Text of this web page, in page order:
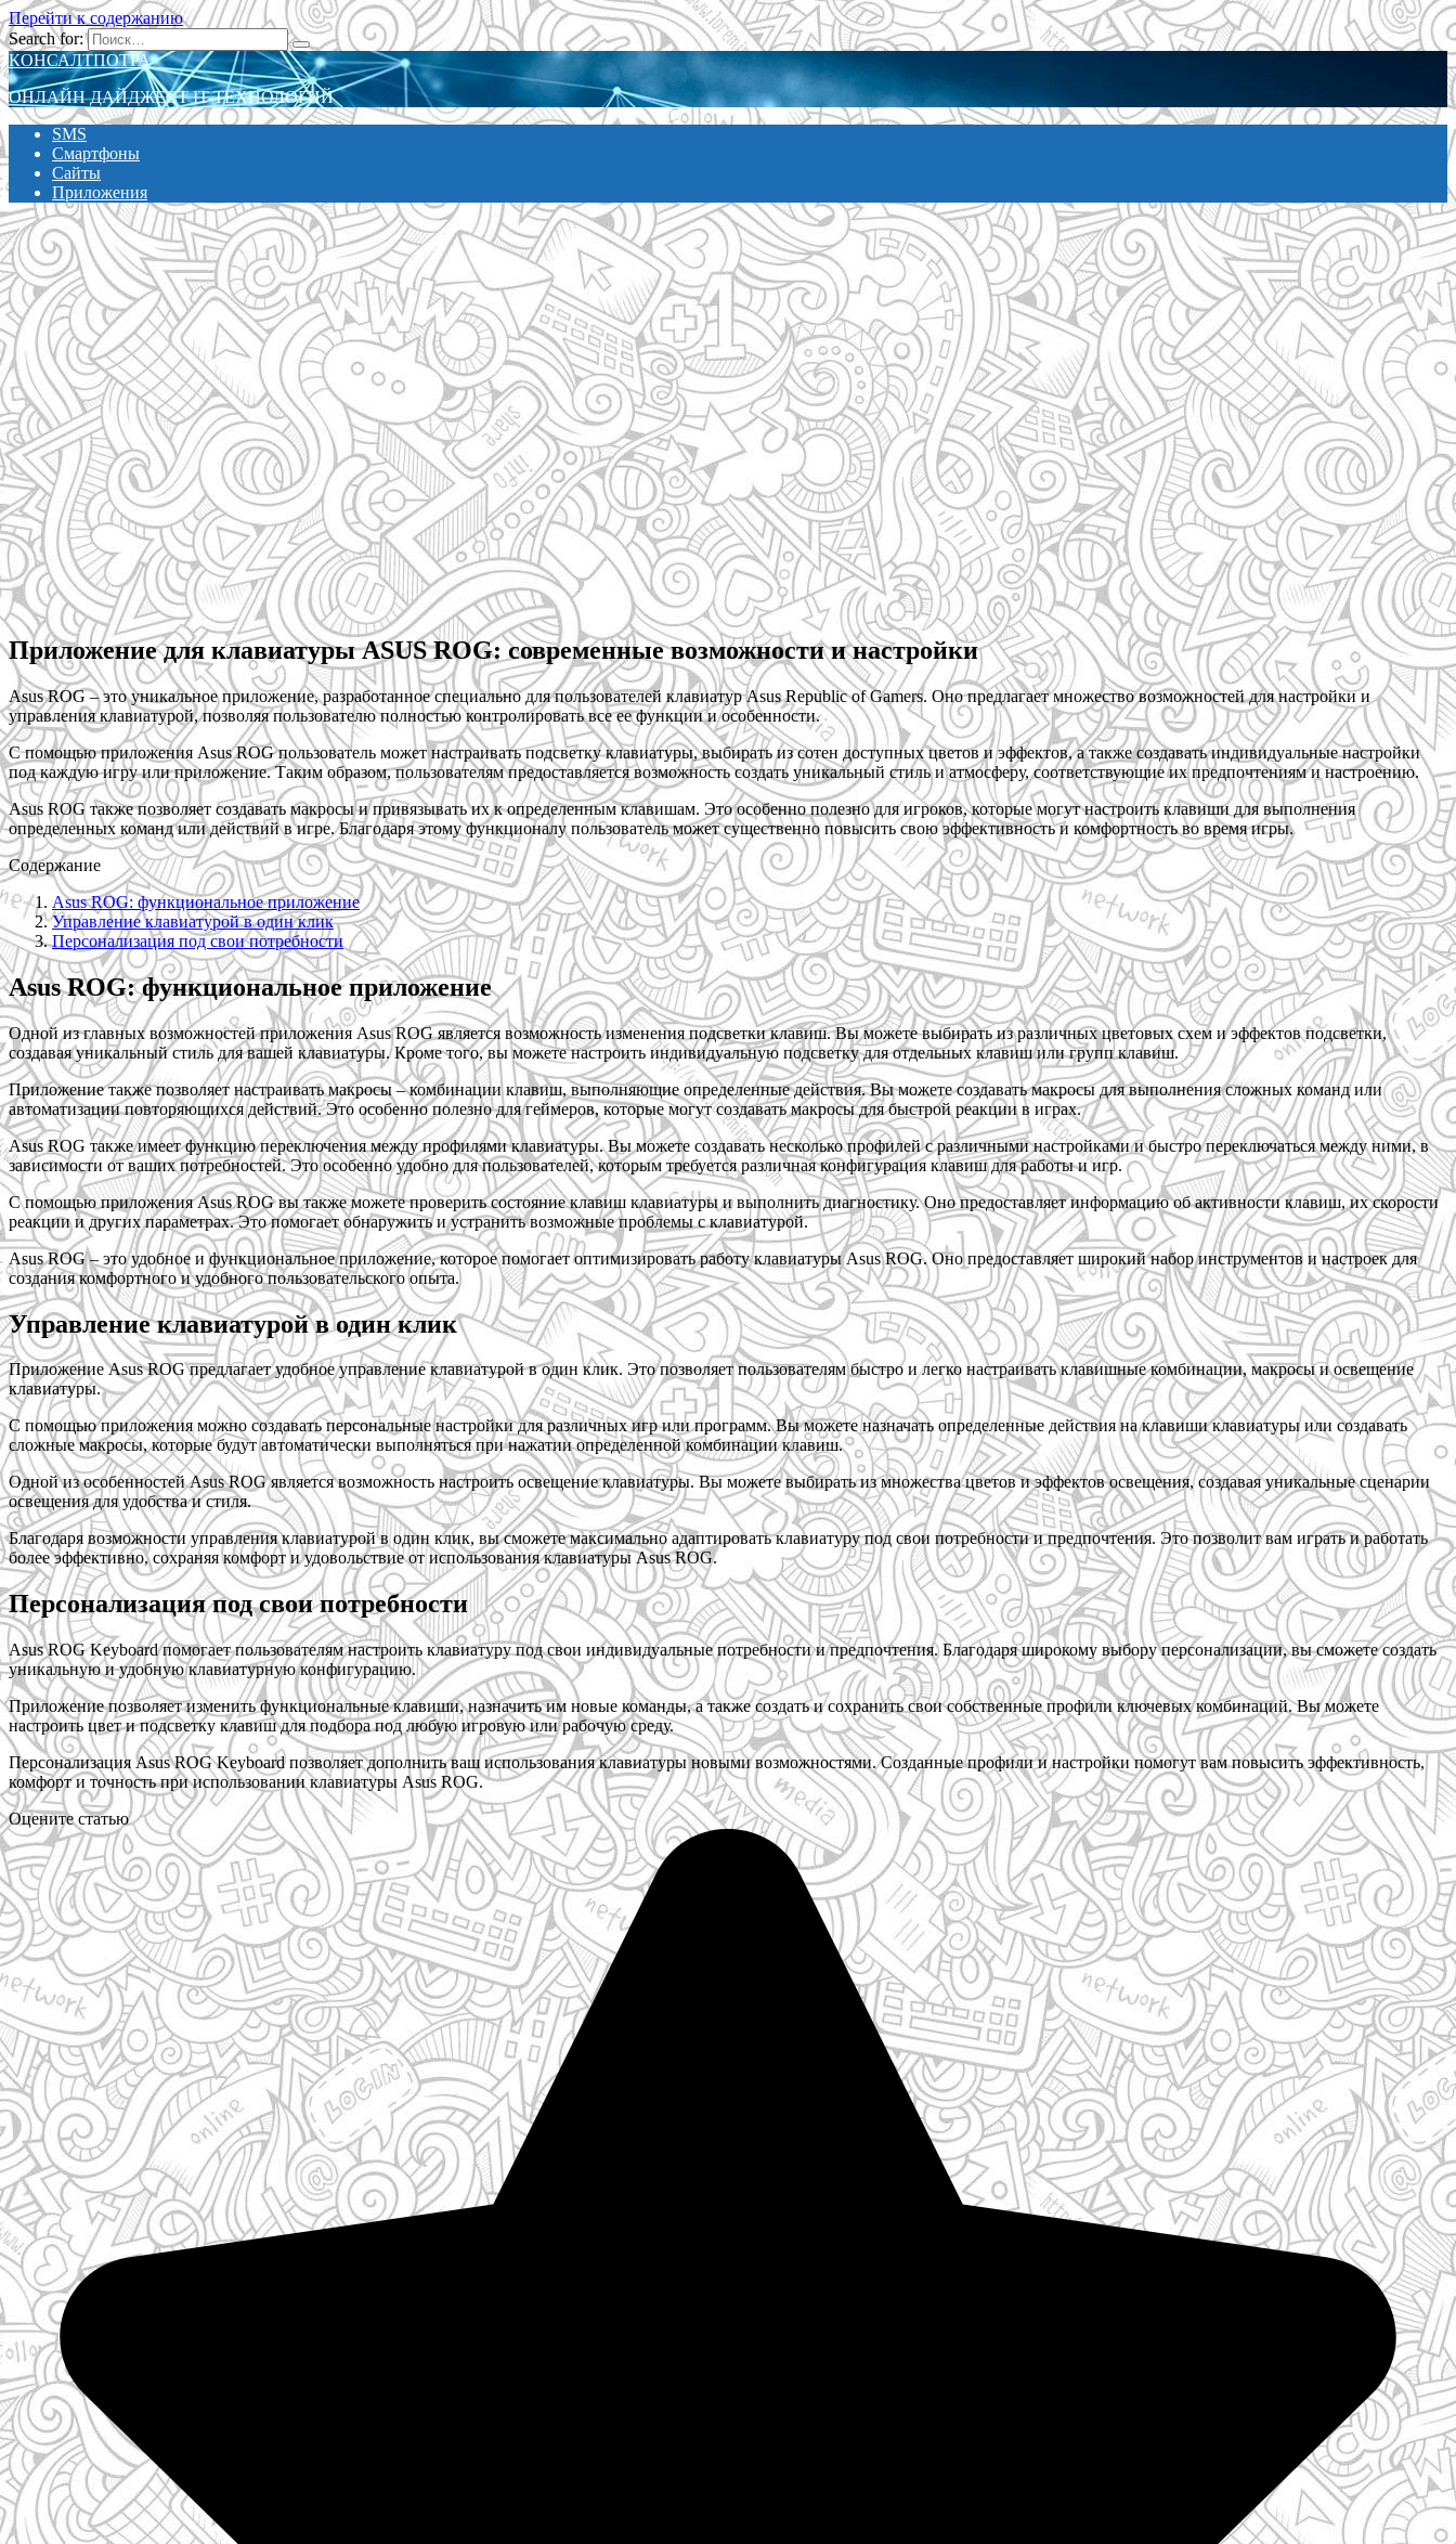
Перейти к содержанию
Search for:
КОНСАЛТПОТРА
ОНЛАЙН ДАЙДЖЕСТ IT-ТЕХНОЛОГИЙ
SMS
Смартфоны
Сайты
Приложения
Приложение для клавиатуры ASUS ROG: современные возможности и настройки
Asus ROG – это уникальное приложение, разработанное специально для пользователей клавиатур Asus Republic of Gamers. Оно предлагает множество возможностей для настройки и
управления клавиатурой, позволяя пользователю полностью контролировать все ее функции и особенности.
С помощью приложения Asus ROG пользователь может настраивать подсветку клавиатуры, выбирать из сотен доступных цветов и эффектов, а также создавать индивидуальные настройки
под каждую игру или приложение. Таким образом, пользователям предоставляется возможность создать уникальный стиль и атмосферу, соответствующие их предпочтениям и настроению.
Asus ROG также позволяет создавать макросы и привязывать их к определенным клавишам. Это особенно полезно для игроков, которые могут настроить клавиши для выполнения
определенных команд или действий в игре. Благодаря этому функционалу пользователь может существенно повысить свою эффективность и комфортность во время игры.
Содержание
Asus ROG: функциональное приложение
Управление клавиатурой в один клик
Персонализация под свои потребности
Asus ROG: функциональное приложение
Одной из главных возможностей приложения Asus ROG является возможность изменения подсветки клавиш. Вы можете выбирать из различных цветовых схем и эффектов подсветки,
создавая уникальный стиль для вашей клавиатуры. Кроме того, вы можете настроить индивидуальную подсветку для отдельных клавиш или групп клавиш.
Приложение также позволяет настраивать макросы – комбинации клавиш, выполняющие определенные действия. Вы можете создавать макросы для выполнения сложных команд или
автоматизации повторяющихся действий. Это особенно полезно для геймеров, которые могут создавать макросы для быстрой реакции в играх.
Asus ROG также имеет функцию переключения между профилями клавиатуры. Вы можете создавать несколько профилей с различными настройками и быстро переключаться между ними, в
зависимости от ваших потребностей. Это особенно удобно для пользователей, которым требуется различная конфигурация клавиш для работы и игр.
С помощью приложения Asus ROG вы также можете проверить состояние клавиш клавиатуры и выполнить диагностику. Оно предоставляет информацию об активности клавиш, их скорости
реакции и других параметрах. Это помогает обнаружить и устранить возможные проблемы с клавиатурой.
Asus ROG – это удобное и функциональное приложение, которое помогает оптимизировать работу клавиатуры Asus ROG. Оно предоставляет широкий набор инструментов и настроек для
создания комфортного и удобного пользовательского опыта.
Управление клавиатурой в один клик
Приложение Asus ROG предлагает удобное управление клавиатурой в один клик. Это позволяет пользователям быстро и легко настраивать клавишные комбинации, макросы и освещение
клавиатуры.
С помощью приложения можно создавать персональные настройки для различных игр или программ. Вы можете назначать определенные действия на клавиши клавиатуры или создавать
сложные макросы, которые будут автоматически выполняться при нажатии определенной комбинации клавиш.
Одной из особенностей Asus ROG является возможность настроить освещение клавиатуры. Вы можете выбирать из множества цветов и эффектов освещения, создавая уникальные сценарии
освещения для удобства и стиля.
Благодаря возможности управления клавиатурой в один клик, вы сможете максимально адаптировать клавиатуру под свои потребности и предпочтения. Это позволит вам играть и работать
более эффективно, сохраняя комфорт и удовольствие от использования клавиатуры Asus ROG.
Персонализация под свои потребности
Asus ROG Keyboard помогает пользователям настроить клавиатуру под свои индивидуальные потребности и предпочтения. Благодаря широкому выбору персонализации, вы сможете создать
уникальную и удобную клавиатурную конфигурацию.
Приложение позволяет изменить функциональные клавиши, назначить им новые команды, а также создать и сохранить свои собственные профили ключевых комбинаций. Вы можете
настроить цвет и подсветку клавиш для подбора под любую игровую или рабочую среду.
Персонализация Asus ROG Keyboard позволяет дополнить ваш использования клавиатуры новыми возможностями. Созданные профили и настройки помогут вам повысить эффективность,
комфорт и точность при использовании клавиатуры Asus ROG.
Оцените статью